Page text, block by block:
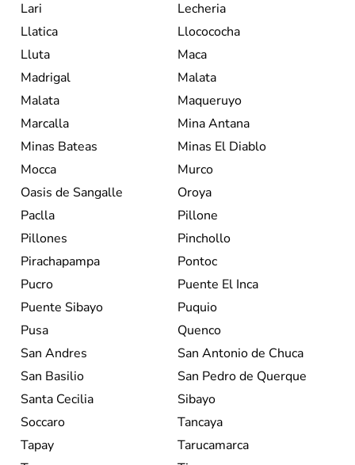
Lari
Lecheria
Llatica
Llocococha
Lluta
Maca
Madrigal
Malata
Malata
Maqueruyo
Marcalla
Mina Antana
Minas Bateas
Minas El Diablo
Mocca
Murco
Oasis de Sangalle
Oroya
Paclla
Pillone
Pillones
Pinchollo
Pirachapampa
Pontoc
Pucro
Puente El Inca
Puente Sibayo
Puquio
Pusa
Quenco
San Andres
San Antonio de Chuca
San Basilio
San Pedro de Querque
Santa Cecilia
Sibayo
Soccaro
Tancaya
Tapay
Tarucamarca